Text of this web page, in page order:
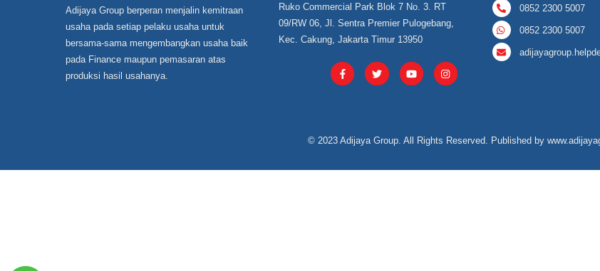
Adijaya Group berperan menjalin kemitraan
usaha pada setiap pelaku usaha untuk
bersama‐sama mengembangkan usaha baik
pada Finance maupun pemasaran atas
produksi hasil usahanya.
Ruko Commercial Park Blok 7 No. 3. RT
09/RW 06, Jl. Sentra Premier Pulogebang,
Kec. Cakung, Jakarta Timur 13950
0852 2300 5007
0852 2300 5007
© 2023 Adijaya Group. All Rights Reserved. Published by